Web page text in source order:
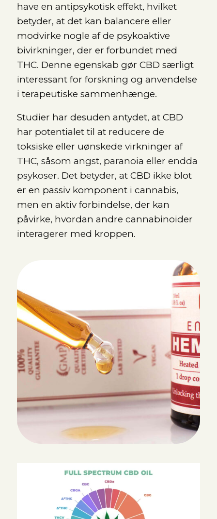
have en antipsykotisk effekt, hvilket
betyder, at det kan balancere eller
modvirke nogle af de psykoaktive
bivirkninger, der er forbundet med
THC. Denne egenskab gør CBD særligt
interessant for forskning og anvendelse
i terapeutiske sammenhænge.
Studier har desuden antydet, at CBD
har potentialet til at reducere de
toksiske eller uønskede virkninger af
THC, såsom angst, paranoia eller endda
psykoser. Det betyder, at CBD ikke blot
er en passiv komponent i cannabis,
men en aktiv forbindelse, der kan
påvirke, hvordan andre cannabinoider
interagerer med kroppen.